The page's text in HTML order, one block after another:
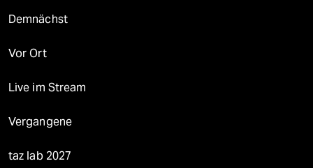
Demnächst
Vor Ort
Live im Stream
Vergangene
taz lab 2027